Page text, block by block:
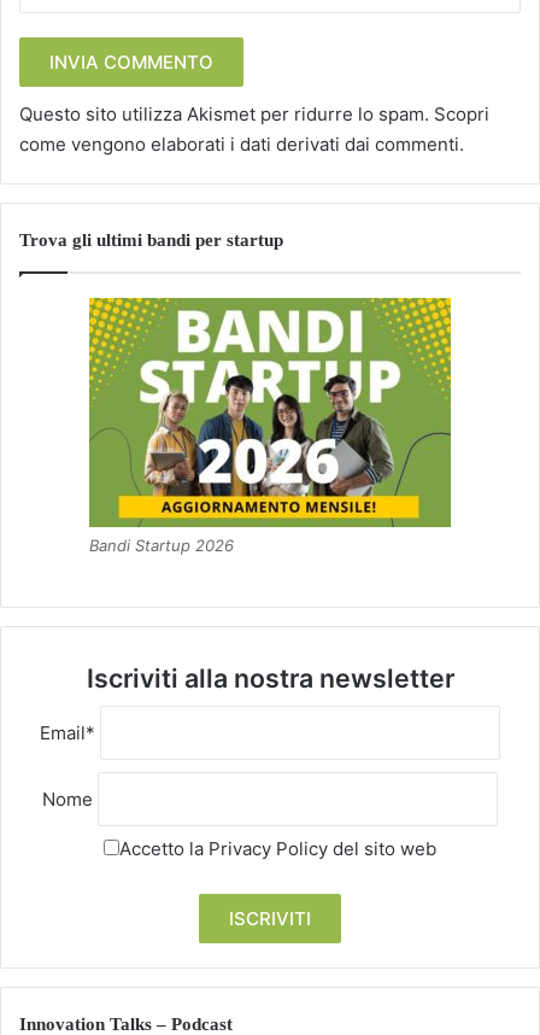
Questo sito utilizza Akismet per ridurre lo spam. Scopri
come vengono elaborati i dati derivati dai commenti.
Trova gli ultimi bandi per startup
Bandi Startup 2026
Iscriviti alla nostra newsletter
Email*
Nome
Accetto la Privacy Policy del sito web
Innovation Talks – Podcast